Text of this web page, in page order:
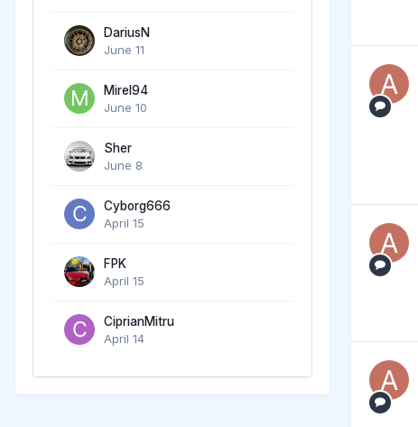
DariusN
June 11
Mirel94
June 10
Sher
June 8
Cyborg666
April 15
FPK
April 15
CiprianMitru
April 14